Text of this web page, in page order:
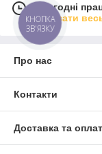
Сьогодні
Показати
Про нас
Контакти
Доставка та
КНОПКА
ЗВ'ЯЗКУ